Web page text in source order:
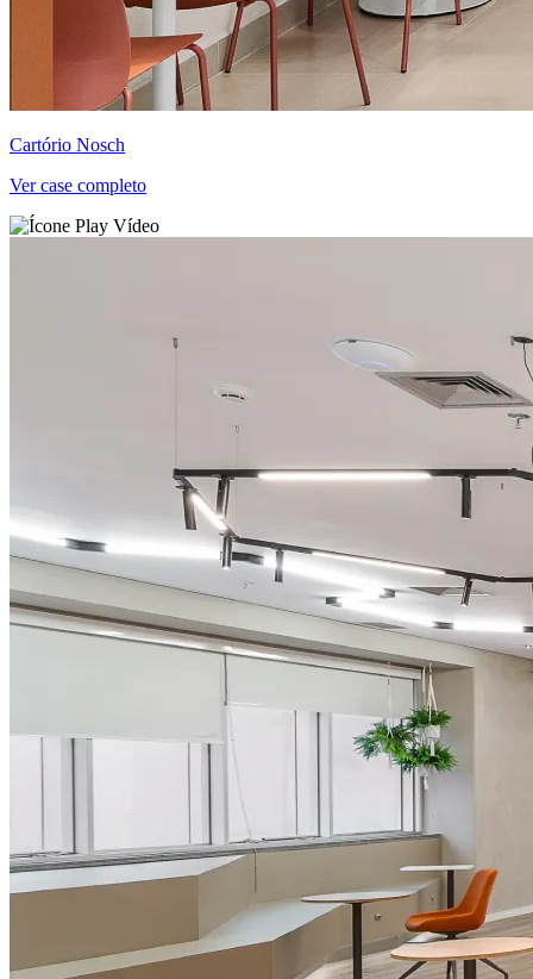
Cartório Nosch
Ver case completo